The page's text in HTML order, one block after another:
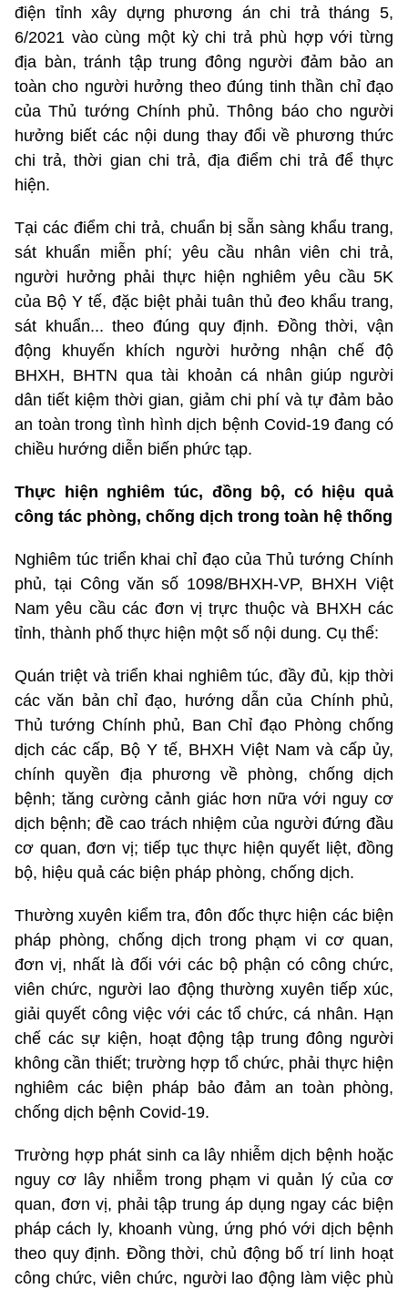
điện tỉnh xây dựng phương án chi trả tháng 5,
6/2021 vào cùng một kỳ chi trả phù hợp với từng
địa bàn, tránh tập trung đông người đảm bảo an
toàn cho người hưởng theo đúng tinh thần chỉ đạo
của Thủ tướng Chính phủ. Thông báo cho người
hưởng biết các nội dung thay đổi về phương thức
chi trả, thời gian chi trả, địa điểm chi trả để thực
hiện.
Tại các điểm chi trả, chuẩn bị sẵn sàng khẩu trang,
sát khuẩn miễn phí; yêu cầu nhân viên chi trả,
người hưởng phải thực hiện nghiêm yêu cầu 5K
của Bộ Y tế, đặc biệt phải tuân thủ đeo khẩu trang,
sát khuẩn... theo đúng quy định. Đồng thời, vận
động khuyến khích người hưởng nhận chế độ
BHXH, BHTN qua tài khoản cá nhân giúp người
dân tiết kiệm thời gian, giảm chi phí và tự đảm bảo
an toàn trong tình hình dịch bệnh Covid-19 đang có
chiều hướng diễn biến phức tạp.
Thực hiện nghiêm túc, đồng bộ, có hiệu quả
công tác phòng, chống dịch trong toàn hệ thống
Nghiêm túc triển khai chỉ đạo của Thủ tướng Chính
phủ, tại Công văn số 1098/BHXH-VP, BHXH Việt
Nam yêu cầu các đơn vị trực thuộc và BHXH các
tỉnh, thành phố thực hiện một số nội dung. Cụ thể:
Quán triệt và triển khai nghiêm túc, đầy đủ, kịp thời
các văn bản chỉ đạo, hướng dẫn của Chính phủ,
Thủ tướng Chính phủ, Ban Chỉ đạo Phòng chống
dịch các cấp, Bộ Y tế, BHXH Việt Nam và cấp ủy,
chính quyền địa phương về phòng, chống dịch
bệnh; tăng cường cảnh giác hơn nữa với nguy cơ
dịch bệnh; đề cao trách nhiệm của người đứng đầu
cơ quan, đơn vị; tiếp tục thực hiện quyết liệt, đồng
bộ, hiệu quả các biện pháp phòng, chống dịch.
Thường xuyên kiểm tra, đôn đốc thực hiện các biện
pháp phòng, chống dịch trong phạm vi cơ quan,
đơn vị, nhất là đối với các bộ phận có công chức,
viên chức, người lao động thường xuyên tiếp xúc,
giải quyết công việc với các tổ chức, cá nhân. Hạn
chế các sự kiện, hoạt động tập trung đông người
không cần thiết; trường hợp tổ chức, phải thực hiện
nghiêm các biện pháp bảo đảm an toàn phòng,
chống dịch bệnh Covid-19.
Trường hợp phát sinh ca lây nhiễm dịch bệnh hoặc
nguy cơ lây nhiễm trong phạm vi quản lý của cơ
quan, đơn vị, phải tập trung áp dụng ngay các biện
pháp cách ly, khoanh vùng, ứng phó với dịch bệnh
theo quy định. Đồng thời, chủ động bố trí linh hoạt
công chức, viên chức, người lao động làm việc phù